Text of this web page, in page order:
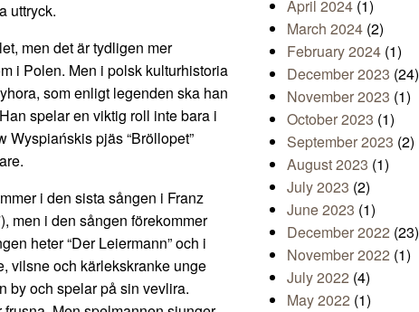
uttryck.
men det är tydligen mer
i Polen. Men i polsk kulturhistoria
som enligt legenden ska han
spelar en viktig roll inte bara i
Wyspiańskis pjäs “Bröllopet”
i den sista sången i Franz
men i den sången förekommer
heter “Der Leiermann” och i
vilsne och kärlekskranke unge
by och spelar på sin vevlira.
April 2024 (1)
March 2024 (2)
February 2024 (1)
December 2023 (24)
November 2023 (1)
October 2023 (1)
September 2023 (2)
August 2023 (1)
July 2023 (2)
June 2023 (1)
December 2022 (23)
November 2022 (1)
July 2022 (4)
May 2022 (1)